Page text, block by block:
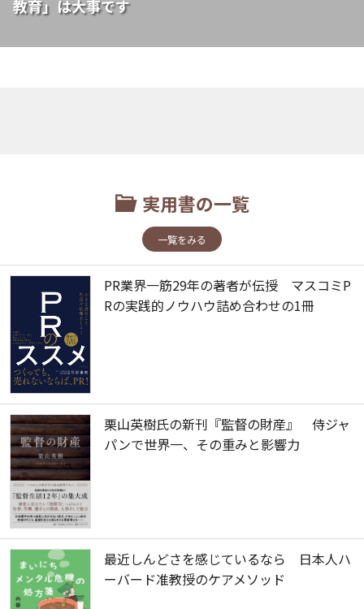
教育」は大事です
実用書の一覧
一覧をみる
PR業界一筋29年の著者が伝授 マスコミP
Rの実践的ノウハウ詰め合わせの1冊
栗山英樹氏の新刊『監督の財産』 侍ジャ
パンで世界一、その重みと影響力
最近しんどさを感じているなら 日本人ハ
ーバード准教授のケアメソッド